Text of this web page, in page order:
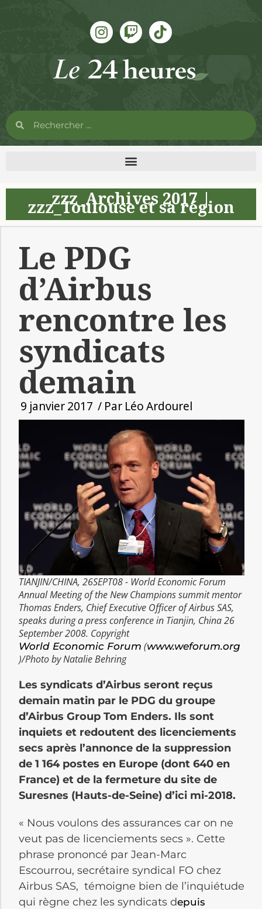
zzz_Archives 2017|
zzz_Toulouse et sa région
Le PDG
d’Airbus
rencontre les
syndicats
demain
9 janvier 2017 / Par Léo Ardourel
TIANJIN/CHINA, 26SEPT08 - World Economic Forum
Annual Meeting of the New Champions summit mentor
Thomas Enders, Chief Executive Officer of Airbus SAS,
speaks during a press conference in Tianjin, China 26
September 2008. Copyright
World Economic Forum (www.weforum.org
)/Photo by Natalie Behring
Les syndicats d’Airbus seront reçus
demain matin par le PDG du groupe
d’Airbus Group Tom Enders. Ils sont
inquiets et redoutent des licenciements
secs après l’annonce de la suppression
de 1 164 postes en Europe (dont 640 en
France) et de la fermeture du site de
Suresnes (Hauts-de-Seine) d’ici mi-2018.
« Nous voulons des assurances car on ne
veut pas de licenciements secs ». Cette
phrase prononcé par Jean-Marc
Escourrou, secrétaire syndical FO chez
Airbus SAS, témoigne bien de l’inquiétude
qui règne chez les syndicats depuis